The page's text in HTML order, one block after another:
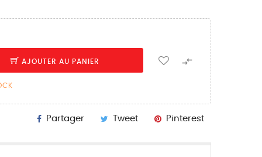
AJOUTER AU PANIER 
Partager Tweet Pinterest